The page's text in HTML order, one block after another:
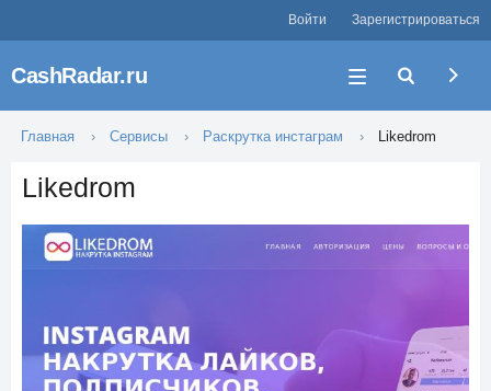
Войти Зарегистрироваться
CashRadar.ru
Главная Сервисы Раскрутка инстаграм Likedrom
Likedrom